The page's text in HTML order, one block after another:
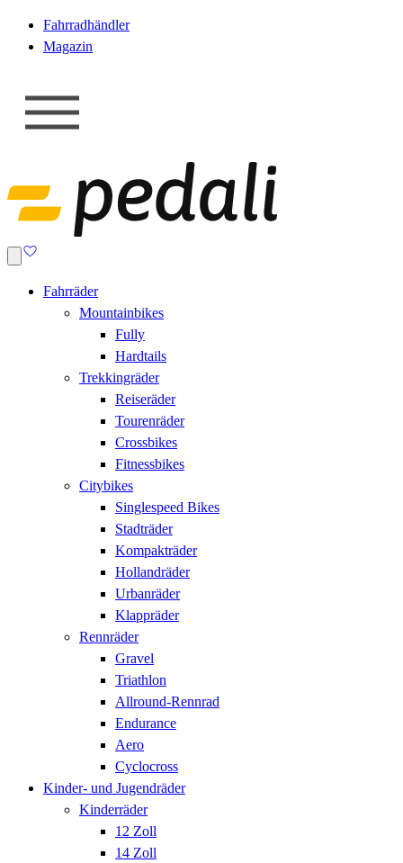
Fahrradhändler
Magazin
Fahrräder
Mountainbikes
Fully
Hardtails
Trekkingräder
Reiseräder
Tourenräder
Crossbikes
Fitnessbikes
Citybikes
Singlespeed Bikes
Stadträder
Kompakträder
Hollandräder
Urbanräder
Klappräder
Rennräder
Gravel
Triathlon
Allround-Rennrad
Endurance
Aero
Cyclocross
Kinder- und Jugendräder
Kinderräder
12 Zoll
14 Zoll